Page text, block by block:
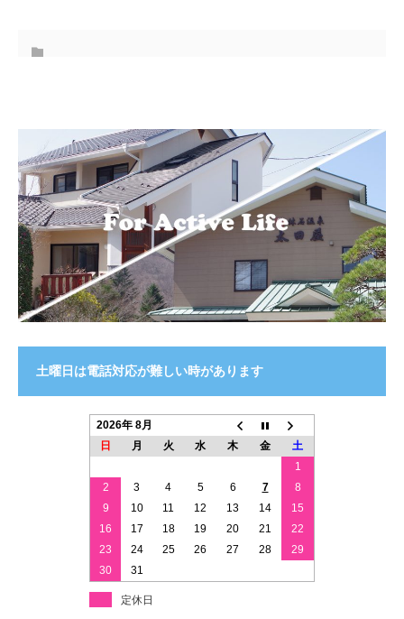
土曜日は電話対応が難しい時があります
2026年 8月
日
月 火 水 木 金
土
1
2
3 4 5 6 7
8
9
10 11 12 13 14
15
16
17 18 19 20 21
22
23
24 25 26 27 28
29
30
31
定休日